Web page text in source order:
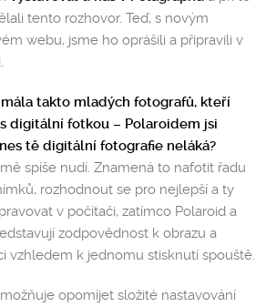
tento rozhovor. Teď, s novým
webu, jsme ho oprášili a připravili v
takto mladých fotografů, kteří
digitální fotkou – Polaroidem jsi
tě digitální fotografie neláká?
spíše nudí. Znamená to nafotit řadu
rozhodnout se pro nejlepší a ty
v počítači, zatímco Polaroid a
zodpovědnost k obrazu a
vzhledem k jednomu stisknutí spouště.
opomíjet složité nastavování